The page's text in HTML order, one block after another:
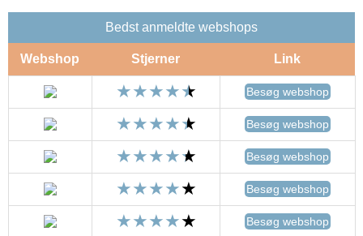
Bedst anmeldte webshops
Webshop Stjerner Link
Besøg webshop
Besøg webshop
Besøg webshop
Besøg webshop
Besøg webshop